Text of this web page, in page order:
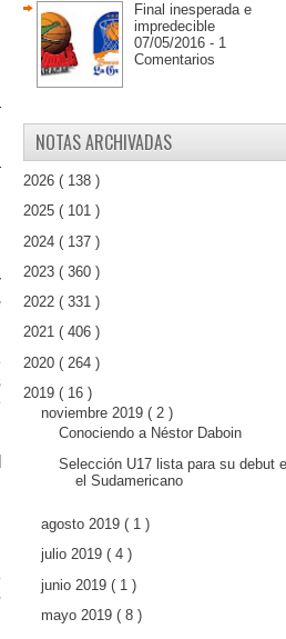
Final inesperada e
impredecible
07/05/2016 - 1
Comentarios
NOTAS ARCHIVADAS
2026 ( 138 )
2025 ( 101 )
2024 ( 137 )
2023 ( 360 )
2022 ( 331 )
2021 ( 406 )
2020 ( 264 )
2019 ( 16 )
noviembre 2019 ( 2 )
Conociendo a Néstor Daboin
Selección U17 lista para su debut
el Sudamericano
agosto 2019 ( 1 )
julio 2019 ( 4 )
junio 2019 ( 1 )
mayo 2019 ( 8 )